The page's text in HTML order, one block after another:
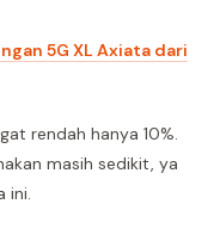
5G XL Axiata dari
rendah hanya 10%.
masih sedikit, ya
ini.